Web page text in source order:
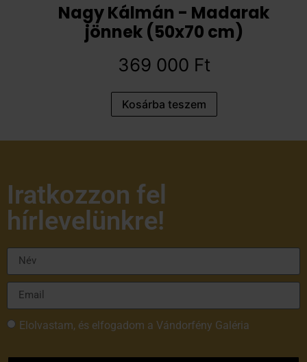
Nagy Kálmán - Madarak
jönnek (50x70 cm)
369 000 Ft
Kosárba teszem
Iratkozzon fel
hírlevelünkre!
Elolvastam, és elfogadom a Vándorfény Galéria